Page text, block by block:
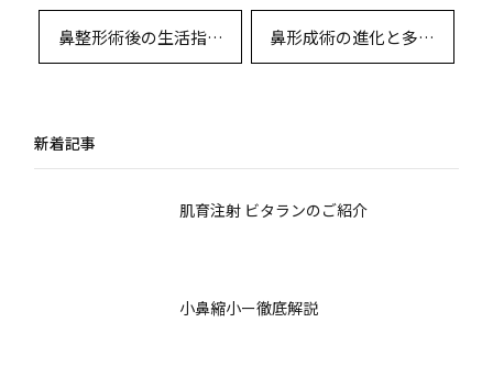
鼻整形術後の生活指導
と回復を最大化するた
鼻形成術の進化と多様
な術式：解剖学・デザ
新着記事
肌育注射 ビタランのご紹介
小鼻縮小ー徹底解説